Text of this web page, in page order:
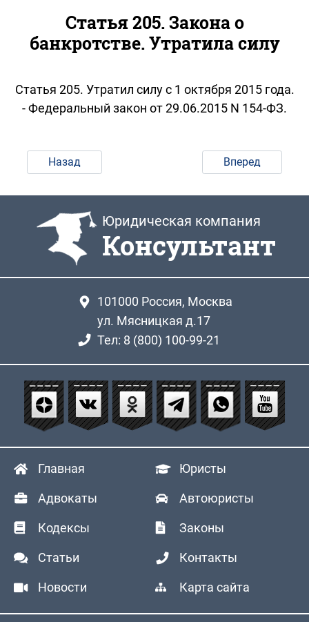
Статья 205. Закона о
банкротстве. Утратила силу
Статья 205. Утратил силу с 1 октября 2015 года.
- Федеральный закон от 29.06.2015 N 154-ФЗ.
Назад Вперед
Юридическая компания
Консультант
101000 Россия, Москва
ул. Мясницкая д.17
Тел: 8 (800) 100-99-21
Главная Юристы
Адвокаты Автоюристы
Кодексы Законы
Статьи Контакты
Новости Карта сайта